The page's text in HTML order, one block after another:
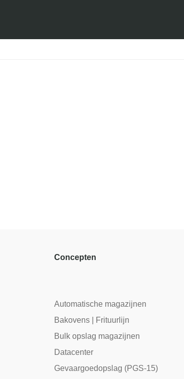
Concepten
Automatische magazijnen
Bakovens | Frituurlijn
Bulk opslag magazijnen
Datacenter
Gevaargoedopslag (PGS-15)